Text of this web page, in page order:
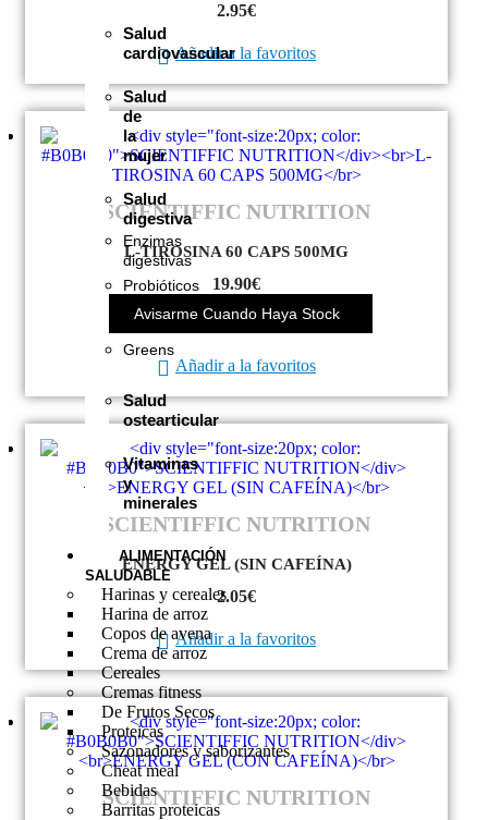
Salud
cardiovascular
Salud
de
la
mujer
Salud
digestiva
Enzimas
digestivas
Probióticos
Prebióticos
Greens
Salud
ostearticular
Vitaminas
y
minerales
ALIMENTACIÓN
SALUDABLE
Harinas y cereales
Harina de arroz
Copos de avena
Crema de arroz
Cereales
Cremas fitness
De Frutos Secos
Proteicas
Sazonadores y saborizantes
Cheat meal
Bebidas
Barritas proteicas
2.95€
Añadir a la favoritos
SCIENTIFFIC NUTRITION
L-TIROSINA 60 CAPS 500MG
19.90€
Avisarme Cuando Haya Stock
Añadir a la favoritos
SCIENTIFFIC NUTRITION
ENERGY GEL (SIN CAFEÍNA)
2.05€
Añadir a la favoritos
SCIENTIFFIC NUTRITION